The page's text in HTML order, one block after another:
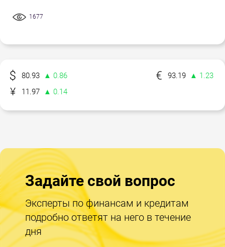
1677
80.93 ▲ 0.86 93.19
▲ 1.23
11.97
▲ 0.14
Задайте свой вопрос
Эксперты по финансам и кредитам
подробно ответят на него в течение
дня